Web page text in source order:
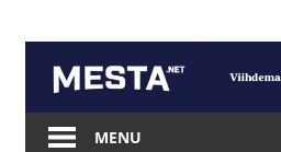
content
Mesta.net
MENU